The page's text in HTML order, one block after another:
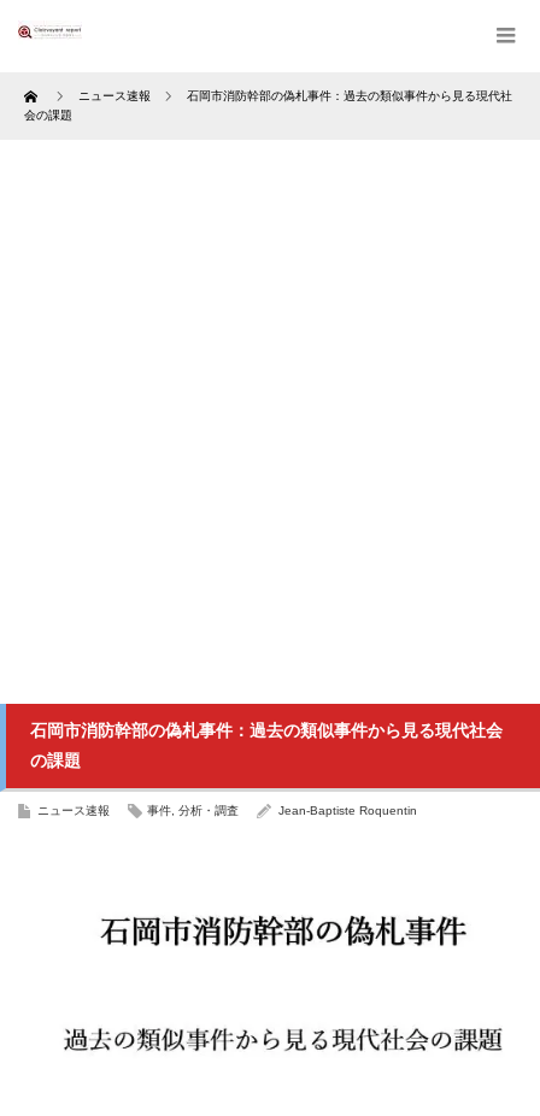
Home ニュース速報
石岡市消防幹部の偽札事件：過去の類似事件から見る現代社
会の課題
石岡市消防幹部の偽札事件：過去の類似事件から見る現代社会
の課題
ニュース速報 事件 分析・調査 Jean-Baptiste Roquentin